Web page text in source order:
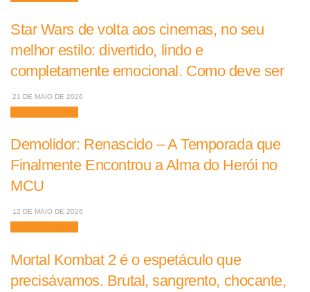
Star Wars de volta aos cinemas, no seu
melhor estilo: divertido, lindo e
completamente emocional. Como deve ser
21 DE MAIO DE 2026
Demolidor: Renascido – A Temporada que
Finalmente Encontrou a Alma do Herói no
MCU
12 DE MAIO DE 2026
Mortal Kombat 2 é o espetáculo que
precisávamos. Brutal, sangrento, chocante,